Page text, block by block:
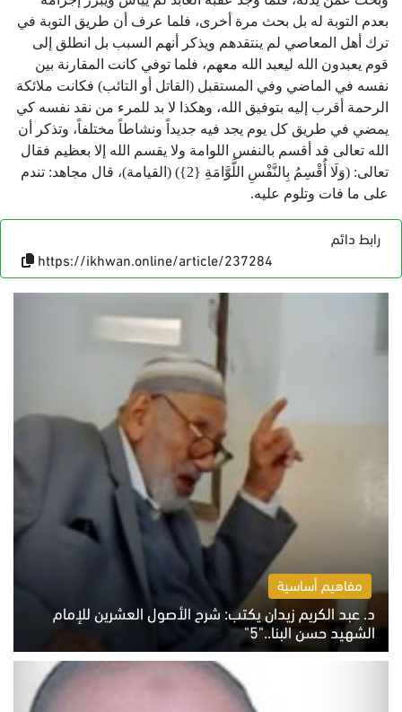
بعدم التوبة له بل بحث مرة أخرى، فلما عرف أن طريق التوبة في
ترك أهل المعاصي لم ينتقدهم ويذكر أنهم السبب بل انطلق إلى
قوم يعبدون الله ليعبد الله معهم، فلما توفي كانت المقارنة بين
نفسه في الماضي وفي المستقبل (القاتل أو التائب) فكانت ملائكة
الرحمة أقرب إليه بتوفيق الله، وهكذا لا بد للمرء من نقد نفسه كي
يمضي في طريق كل يوم يجد فيه جديداً ونشاطاً مختلفاً، وتذكر أن
الله تعالى قد أقسم بالنفس اللوامة ولا يقسم الله إلا بعظيم فقال
تعالى: (وَلَا أُقْسِمُ بِالنَّفْسِ اللَّوَّامَةِ {2}) (القيامة)، قال مجاهد: تندم
على ما فات وتلوم عليه.
رابط دائم
https://ikhwan.online/article/237284
مفاهيم أساسية
د. عبد الكريم زيدان يكتب: شرح الأصول العشرين للإمام
الشهيد حسن البنا.."5"
السبت 8 أغسطس 2026 10:46 ص